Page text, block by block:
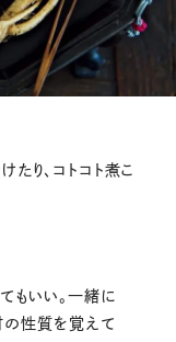
り、コトコト煮こ
もいい。一緒に
の性質を覚えて